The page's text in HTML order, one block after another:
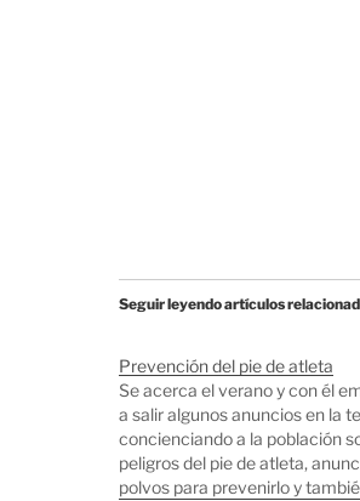
Seguir leyendo artículos
Prevención del pie de atleta
Se acerca el verano y con él
a salir algunos anuncios en la
concienciando a la población
peligros del pie de atleta,
polvos para prevenirlo y